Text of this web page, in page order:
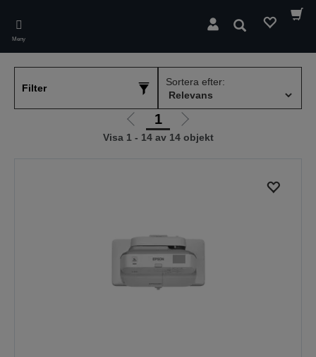
main
content
Meny
Sök
Filter
Sortera efter:
Gå
till
1
Gå
till
Visa 1 - 14 av 14 objekt